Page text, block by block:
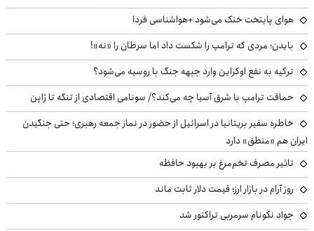
هوای پایتخت خنک می‌شود +هواشناسی فردا
بایدن؛ مردی که ترامپ را شکست داد اما سرطان را «نه»!
ترکیه به نفع اوکراین وارد جبهه جنگ با روسیه می‌شود؟
حماقت ترامپ با شرق آسیا چه می‌کند؟/ سونامی اقتصادی از تنگه تا ژاپن
خاطره سفیر بریتانیا در اسرائیل از حضور در نماز جمعه رهبری؛ حتی جنگیدن
ایران هم «منطق» دارد
تاثیر مصرف تخم‌مرغ بر بهبود حافظه
روز آرام در بازار ارز؛ قیمت دلار ثابت ماند
جواد نکونام سرمربی تراکتور شد